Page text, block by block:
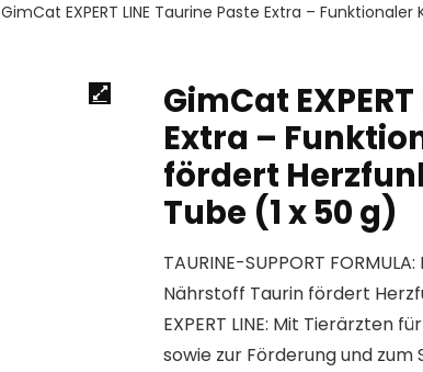
GimCat EXPERT LINE Taurine Paste Extra –
GimCat
Extra –
fördert
Tube (1 x 50 g)
TAURINE-SUPPORT
Nährstoff Taurin fördert
EXPERT LINE: Mit Tierärzten
sowie zur Förderung und